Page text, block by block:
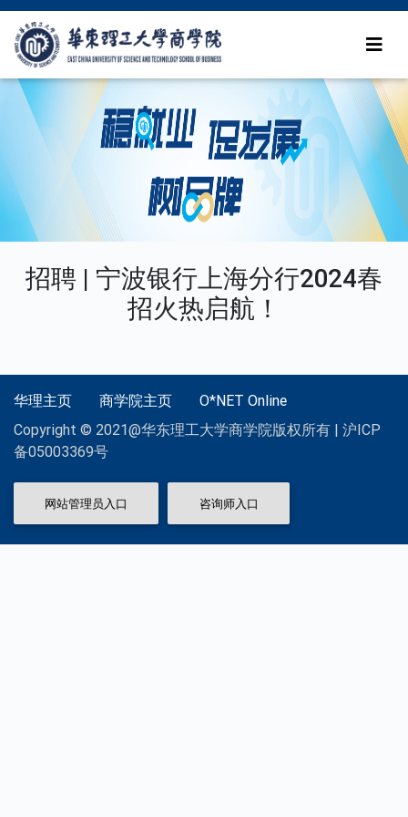
招聘 | 宁波银行上海分行2024春
招火热启航！
华理主页 商学院主页
O*NET Online
Copyright © 2021@华东理工大学商学院版权所有 | 沪ICP
备05003369号
网站管理员入口 咨询师入口